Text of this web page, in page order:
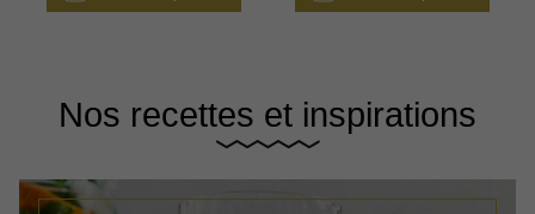
Nos recettes et inspirations